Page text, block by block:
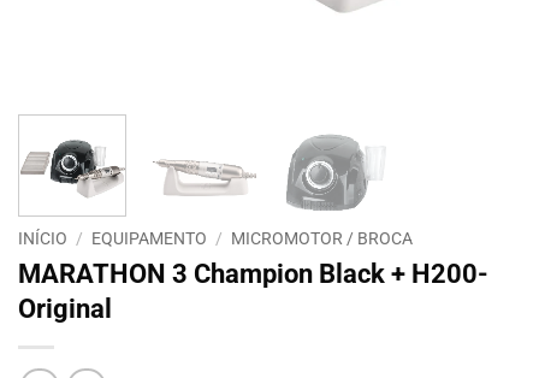
INÍCIO / EQUIPAMENTO / MICROMOTOR / BROCA
MARATHON 3 Champion Black + H200-
Original